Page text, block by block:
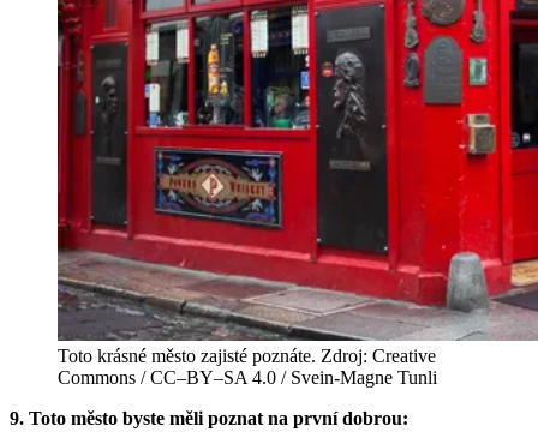
Toto krásné město zajisté poznáte. Zdroj: Creative
Commons / CC–BY–SA 4.0 / Svein-Magne Tunli
9. Toto město byste měli poznat na první dobrou: